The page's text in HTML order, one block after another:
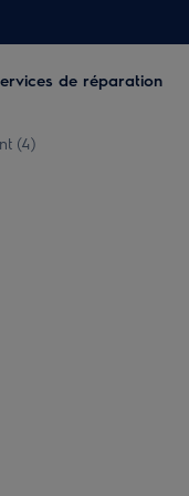
de réparation
(4)